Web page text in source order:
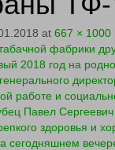
at 667 × 1000
фабрики
2018 год на
работе и
Павел
здоровья и
сегодняшнем